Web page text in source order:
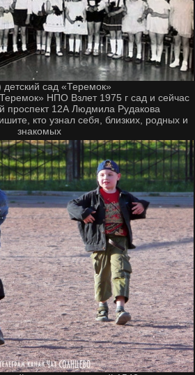
детский сад «Теремок»
НПО Взлет 1975 г сад и сейчас
проспект 12А Людмила Рудакова
кто узнал себя, близких, родных и
знакомых